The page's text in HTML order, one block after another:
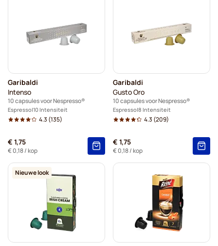
Garibaldi
Intenso
10 capsules voor Nespresso®
Espresso 10 Intensiteit
4.3 (135)
€ 1,75
€ 0,18/ kop
Garibaldi
Gusto Oro
10 capsules voor Nespresso®
Espresso 8 Intensiteit
4.3 (209)
€ 1,75
€ 0,18/ kop
Nieuwe look